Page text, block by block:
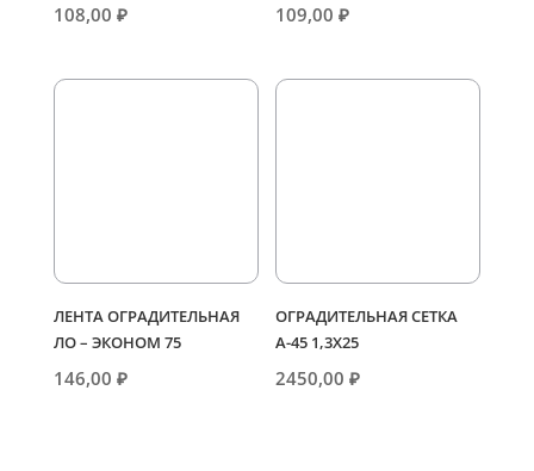
108,00 ₽ 109,00₽
ЛЕНТА ОГРАДИТЕЛЬНАЯ
ЛО – ЭКОНОМ 75
146,00 ₽
ОГРАДИТЕЛЬНАЯ СЕТКА
А-45 1,3Х25
2450,00₽